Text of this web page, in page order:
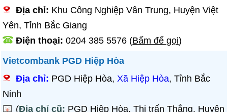
Địa chỉ: Khu Công Nghiệp Vân Trung, Huyện Việt
Yên, Tỉnh Bắc Giang
Điện thoại:0204 385 5576 (Bấm để gọi)
Vietcombank PGD Hiệp Hòa
Địa chỉ: PGD Hiệp Hòa,Xã Hiệp Hòa, Tỉnh Bắc
Ninh
(Địa chỉ cũ: PGD Hiệp Hòa, Thị trấn Thắng, Huyện